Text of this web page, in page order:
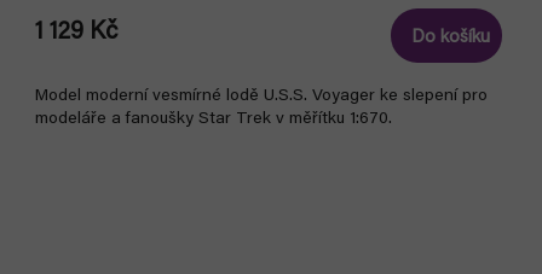
1 129 Kč Do košíku
Model moderní vesmírné lodě U.S.S. Voyager ke slepení pro
modeláře a fanoušky Star Trek v měřítku 1:670.